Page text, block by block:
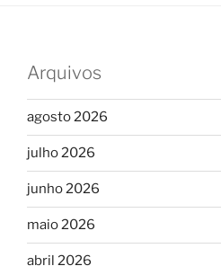
Arquivos
agosto 2026
julho 2026
junho 2026
maio 2026
abril 2026